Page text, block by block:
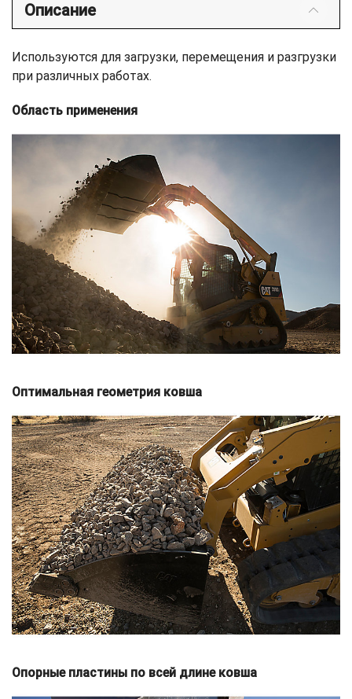
Описание
Используются для загрузки, перемещения и разгрузки
при различных работах.
Область применения
Оптимальная геометрия ковша
Опорные пластины по всей длине ковша